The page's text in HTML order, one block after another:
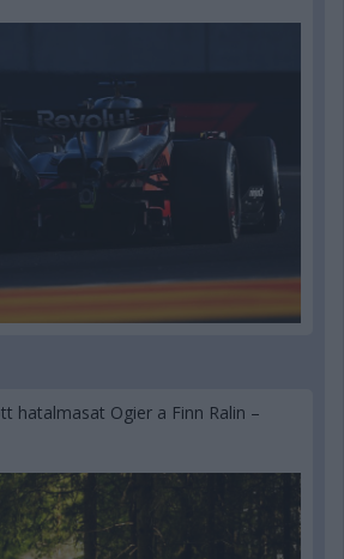
hatalmasat Ogier a Finn Ralin –